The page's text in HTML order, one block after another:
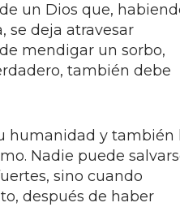
un Dios que,
se deja atravesar
mendigar un sorbo,
también debe
humanidad y también
Nadie puede
sino cuando
después de haber